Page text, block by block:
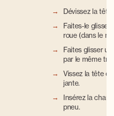
Dévissez la tête
Faites-le glisser
roue (dans le
Faites glisser
par le même
Vissez la tête
jante.
Insérez la
pneu.